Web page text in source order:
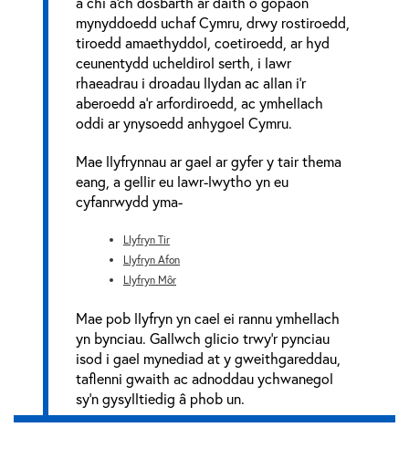
mynyddoedd uchaf Cymru, drwy rostiroedd,
tiroedd amaethyddol, coetiroedd, ar hyd
ceunentydd ucheldirol serth, i lawr
rhaeadrau i droadau llydan ac allan i’r
aberoedd a’r arfordiroedd, ac ymhellach
oddi ar ynysoedd anhygoel Cymru.
Mae llyfrynnau ar gael ar gyfer y tair thema
eang, a gellir eu lawr-lwytho yn eu
cyfanrwydd yma-
Llyfryn Tir
Llyfryn Afon
Llyfryn Môr
Mae pob llyfryn yn cael ei rannu ymhellach
yn bynciau. Gallwch glicio trwy'r pynciau
isod i gael mynediad at y gweithgareddau,
taflenni gwaith ac adnoddau ychwanegol
sy'n gysylltiedig â phob un.